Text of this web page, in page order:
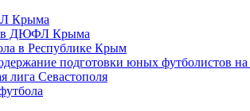
Крыма
ДЮФЛ Крыма
в Республике Крым
подготовки юных футболистов на
лига Севастополя